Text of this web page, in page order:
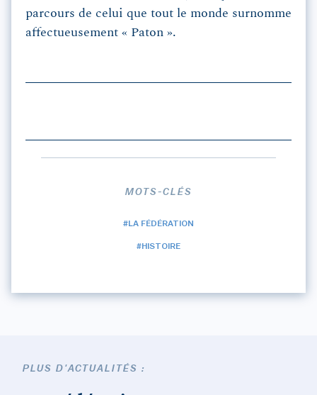
parcours de celui que tout le monde surnomme
affectueusement « Paton ».
MOTS-CLÉS
#LA FÉDÉRATION
#HISTOIRE
PLUS D'ACTUALITÉS :